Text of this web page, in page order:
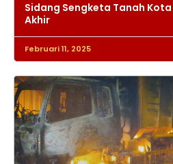
Sidang Sengketa Tanah
Akhir
Februari 11, 2025